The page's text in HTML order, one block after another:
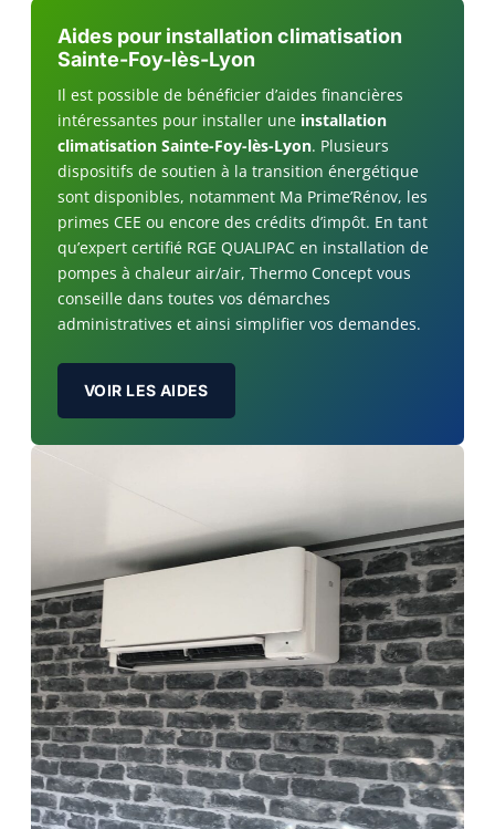
Aides pour installation climatisation
Sainte-Foy-lès-Lyon
Il est possible de bénéficier d’aides financières
intéressantes pour installer une installation
climatisation Sainte-Foy-lès-Lyon. Plusieurs
dispositifs de soutien à la transition énergétique
sont disponibles, notamment Ma Prime’Rénov, les
primes CEE ou encore des crédits d’impôt. En tant
qu’expert certifié RGE QUALIPAC en installation de
pompes à chaleur air/air, Thermo Concept vous
conseille dans toutes vos démarches
administratives et ainsi simplifier vos demandes.
VOIR LES AIDES